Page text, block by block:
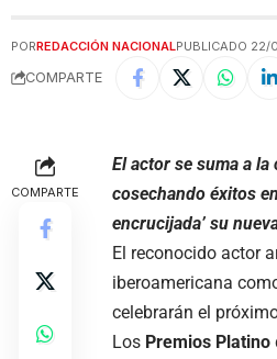
PORREDACCIÓN NACIONALPUBLICADO
COMPARTE
COMPARTE
El actor se suma a
cosechando éxitos
encrucijada’ su
El reconocido actor
iberoamericana
celebrarán el
Los Premios Platino